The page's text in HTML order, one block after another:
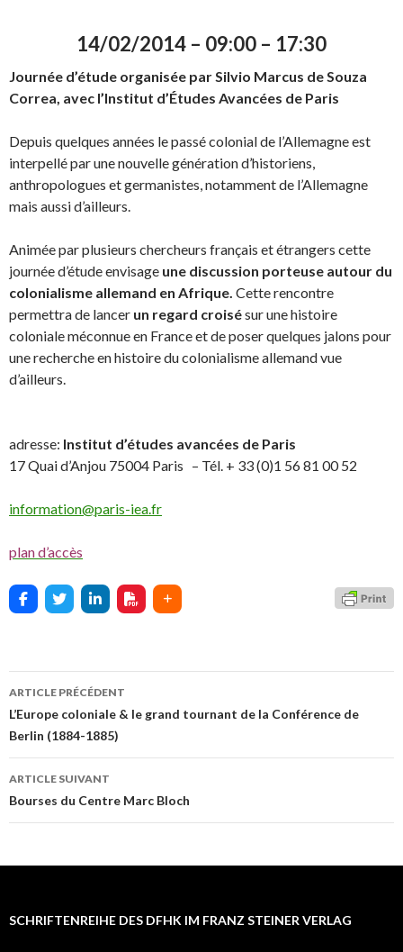
14/02/2014 – 09:00 – 17:30
Journée d’étude organisée par Silvio Marcus de Souza
Correa, avec l’Institut d’Études Avancées de Paris
Depuis quelques années le passé colonial de l’Allemagne est
interpellé par une nouvelle génération d’historiens,
anthropologues et germanistes, notamment de l’Allemagne
mais aussi d’ailleurs.
Animée par plusieurs chercheurs français et étrangers cette
journée d’étude envisage une discussion porteuse autour du
colonialisme allemand en Afrique. Cette rencontre
permettra de lancer un regard croisésur une histoire
coloniale méconnue en France et de poser quelques jalons pour
une recherche en histoire du colonialisme allemand vue
d’ailleurs.
adresse: Institut d’études avancées de Paris
17 Quai d’Anjou 75004 Paris – Tél. + 33 (0)1 56 81 00 52
information@paris-iea.fr
plan d’accès
Navigation
des
articles
ARTICLE PRÉCÉDENT
L’Europe coloniale & le grand tournant de la Conférence de
Berlin (1884-1885)
ARTICLE SUIVANT
Bourses du Centre Marc Bloch
SCHRIFTENREIHE DES DFHK IM FRANZ STEINER VERLAG